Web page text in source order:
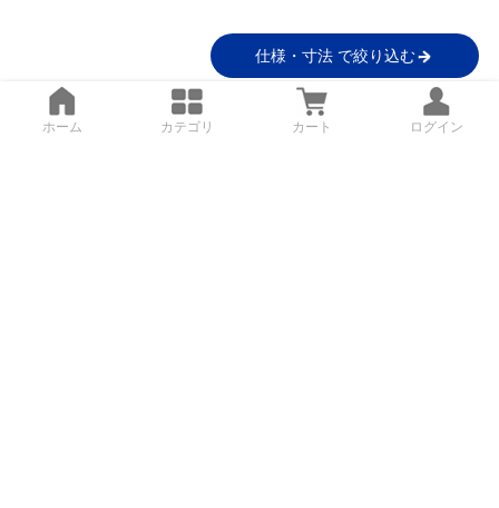
仕様・寸法 で絞り込む
ホーム カテゴリ カート ログイン